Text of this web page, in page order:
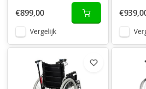
€899,00
Vergelijk